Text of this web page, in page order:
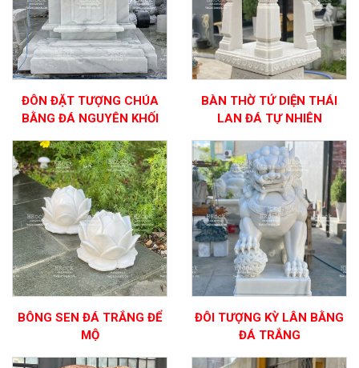
ĐÔN ĐẶT TƯỢNG CHÚA
BẰNG ĐÁ NGUYÊN KHỐI
BÀN THỜ TỨ DIỆN THÁI
LAN ĐÁ TỰ NHIÊN
BÔNG SEN ĐÁ TRẮNG ĐỂ
MỘ
ĐÔI TƯỢNG KỲ LÂN BẰNG
ĐÁ TRẮNG